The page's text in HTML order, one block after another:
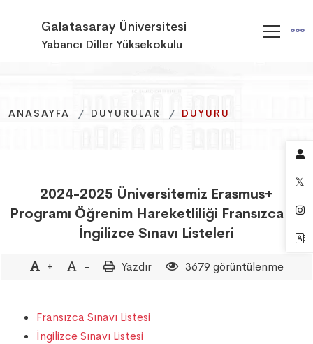
Galatasaray Üniversitesi
Yabancı Diller Yüksekokulu
ANASAYFA DUYURULAR DUYURU
ANASAYFA DUYURULAR DUYURU
ANASAYFA DUYURULAR DUYURU
2024-2025 Üniversitemiz Erasmus+
Programı Öğrenim Hareketliliği Fransızca ve
İngilizce Sınavı Listeleri
+ - Yazdır 3679 görüntülenme
Fransızca Sınavı Listesi
İngilizce Sınavı Listesi